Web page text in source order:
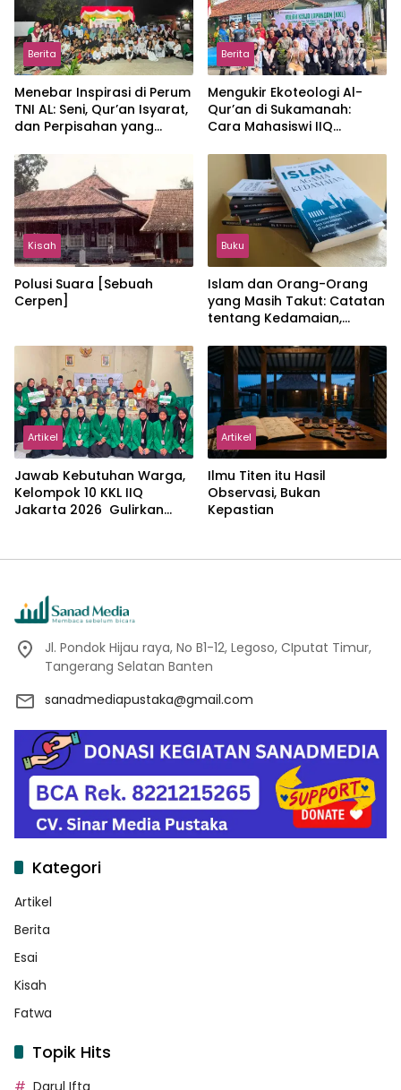
Berita
Menebar Inspirasi di Perum
TNI AL: Seni, Qur’an Isyarat,
dan Perpisahan yang
Berita
Mengukir Ekoteologi Al-
Qur’an di Sukamanah:
Cara Mahasiswi IIQ
Jonggol
Kisah
Polusi Suara [Sebuah
Cerpen]
Buku
Islam dan Orang-Orang
yang Masih Takut: Catatan
tentang Kedamaian,
dalam Pemikiran Masykuri
Abdillah
Artikel
Jawab Kebutuhan Warga,
Kelompok 10 KKL IIQ
Jakarta 2026 Gulirkan
Artikel
Ilmu Titen itu Hasil
Observasi, Bukan
Kepastian
Jl. Pondok Hijau raya, No B1-12, Legoso, CIputat Timur,
Tangerang Selatan Banten
sanadmediapustaka@gmail.com
Kategori
Artikel
Berita
Esai
Kisah
Fatwa
Topik Hits